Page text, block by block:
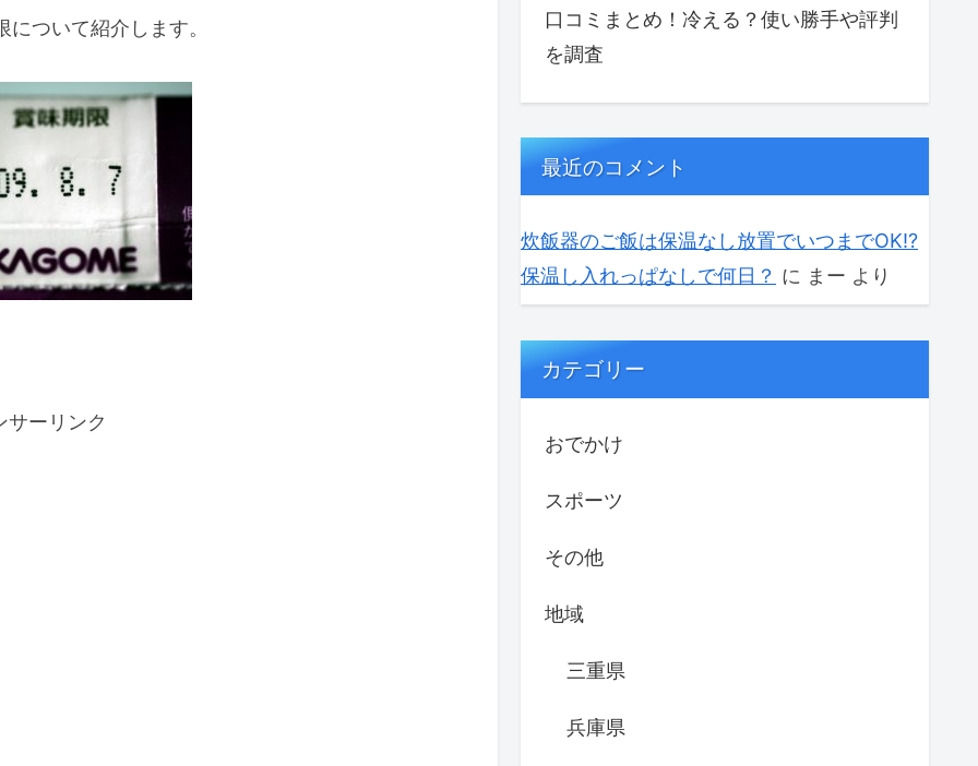
ついて紹介します。
サーリンク
口コミまとめ！冷える？使い勝手や評判
を調査
最近のコメント
炊飯器のご飯は保温なし放置でいつまでOK⁉
保温し入れっぱなしで何日？ に まー より
カテゴリー
おでかけ
スポーツ
その他
地域
三重県
兵庫県